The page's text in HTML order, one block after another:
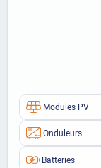
Modules PV
Onduleurs
Batteries